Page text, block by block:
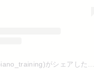
hako(@hako_piano_training)がシェアした投稿